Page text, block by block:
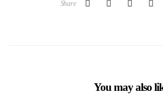
Share
You may also